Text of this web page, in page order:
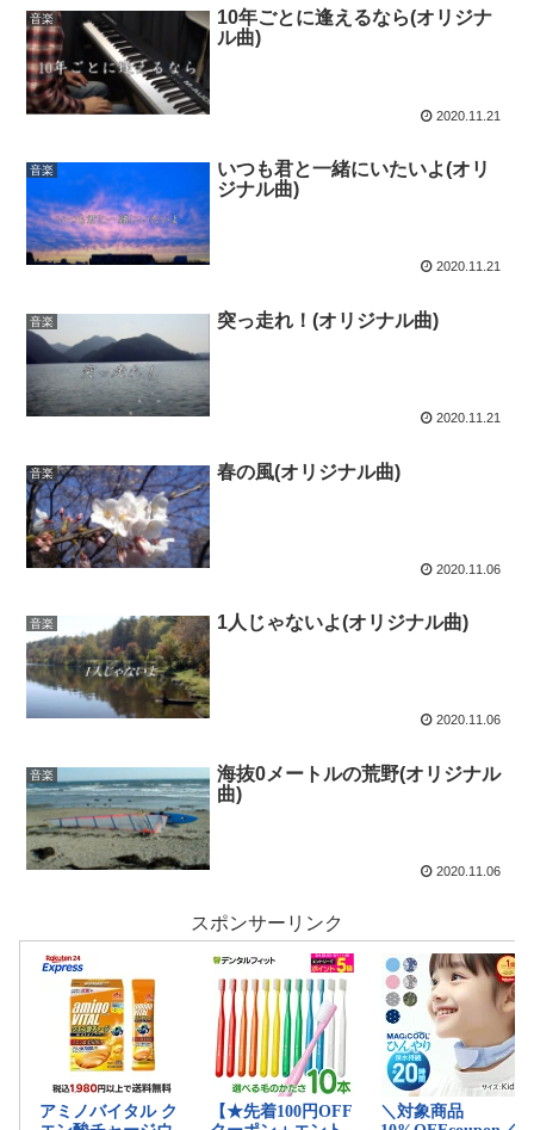
音楽
10年ごとに逢えるなら(オリジナ
ル曲)
2020.11.21
音楽
いつも君と一緒にいたいよ(オリ
ジナル曲)
2020.11.21
音楽 突っ走れ！(オリジナル曲)
2020.11.21
音楽 春の風(オリジナル曲)
2020.11.06
音楽 1人じゃないよ(オリジナル曲)
2020.11.06
音楽
海抜0メートルの荒野(オリジナル
曲)
2020.11.06
スポンサーリンク